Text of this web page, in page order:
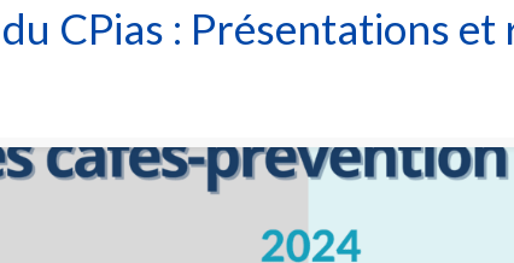
CPias : Présentations et